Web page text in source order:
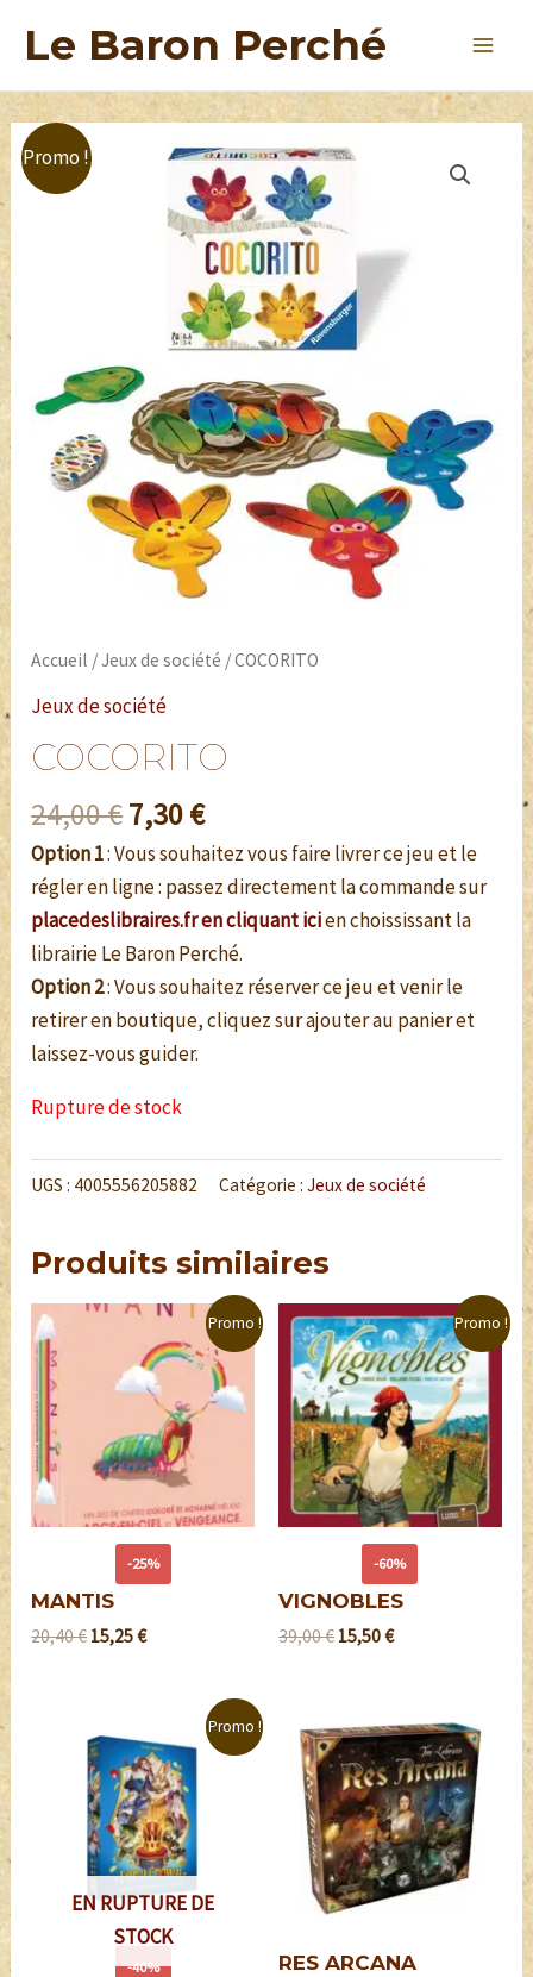
Le Baron Perché
Promo !
Accueil /Jeux de société / COCORITO
Jeux de société
COCORITO
24,00€7,30€
Option 1: Vous souhaitez vous faire livrer ce jeu et le
régler en ligne : passez directement la commande sur
placedeslibraires.fr en cliquant icien choississant la
librairie Le Baron Perché.
Option 2: Vous souhaitez réserver ce jeu et venir le
retirer en boutique, cliquez sur ajouter au panier et
laissez-vous guider.
Rupture de stock
UGS : 4005556205882 Catégorie :Jeux de société
Produits similaires
Promo !
-25%
MANTIS
20,40€ 15,25€
Promo !
-60%
VIGNOBLES
39,00€ 15,50€
Promo !
-40%
EN RUPTURE DE
STOCK
RES ARCANA